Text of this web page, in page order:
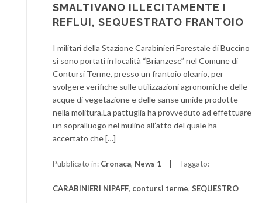
SMALTIVANO ILLECITAMENTE I
REFLUI, SEQUESTRATO FRANTOIO
I militari della Stazione Carabinieri Forestale di Buccino
si sono portati in località “Brianzese” nel Comune di
Contursi Terme, presso un frantoio oleario, per
svolgere verifiche sulle utilizzazioni agronomiche delle
acque di vegetazione e delle sanse umide prodotte
nella molitura.La pattuglia ha provveduto ad effettuare
un sopralluogo nel mulino all’atto del quale ha
accertato che […]
Pubblicato in: Cronaca, News 1 Taggato:
CARABINIERI NIPAFF, contursi terme, SEQUESTRO